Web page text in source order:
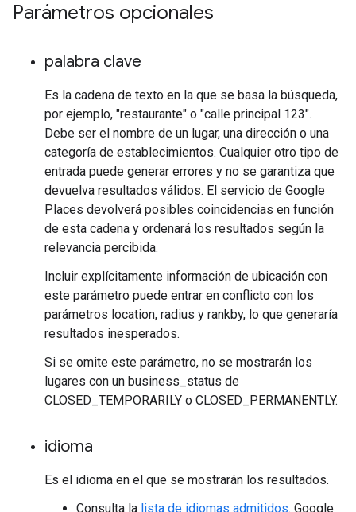
Parámetros opcionales
palabra clave
Es la cadena de texto en la que se basa la búsqueda,
por ejemplo, "restaurante" o "calle principal 123".
Debe ser el nombre de un lugar, una dirección o una
categoría de establecimientos. Cualquier otro tipo de
entrada puede generar errores y no se garantiza que
devuelva resultados válidos. El servicio de Google
Places devolverá posibles coincidencias en función
de esta cadena y ordenará los resultados según la
relevancia percibida.
Incluir explícitamente información de ubicación con
este parámetro puede entrar en conflicto con los
parámetros location, radius y rankby, lo que generaría
resultados inesperados.
Si se omite este parámetro, no se mostrarán los
lugares con un business_status de
CLOSED_TEMPORARILY o CLOSED_PERMANENTLY.
idioma
Es el idioma en el que se mostrarán los resultados.
Consulta la lista de idiomas admitidos. Google